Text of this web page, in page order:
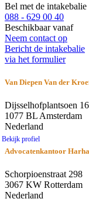
Bel met de intakebalie
088 - 629 00 40
Beschikbaar vanaf
Neem contact op
Bericht de intakebalie
via het formulier
Van Diepen Van der
Dijsselhofplantsoen
1077 BL Amsterdam
Nederland
Bekijk profiel
Advocatenkantoor
Schorpioenstraat 298
3067 KW Rotterdam
Nederland